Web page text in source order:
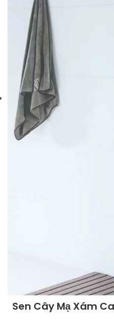
Sen Cây Mạ Xám